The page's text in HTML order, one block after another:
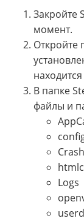
Закройте
момент.
Откройте
В папке
файлы и
Logs